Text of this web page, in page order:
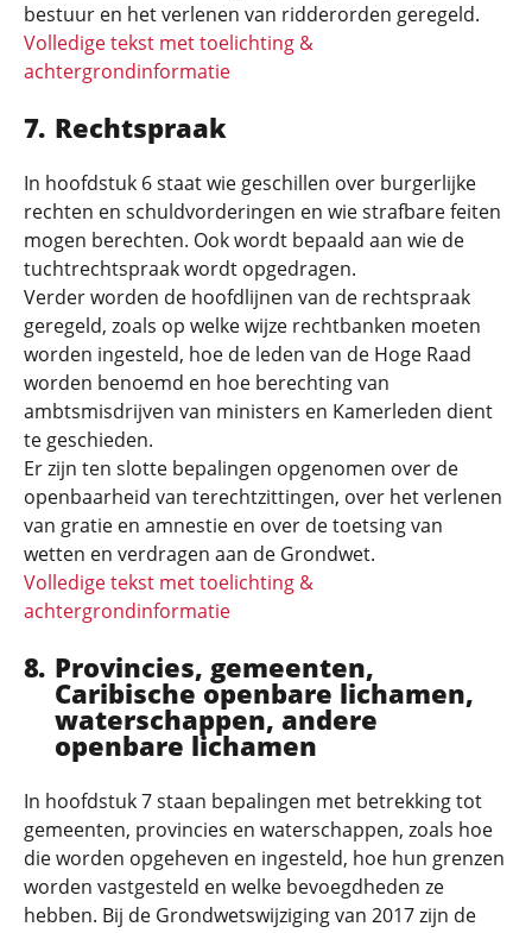
bestuur en het verlenen van ridderorden geregeld.
Volledige tekst met toelichting &
achtergrondinformatie
Rechtspraak
In hoofdstuk 6 staat wie geschillen over burgerlijke
rechten en schuldvorderingen en wie strafbare feiten
mogen berechten. Ook wordt bepaald aan wie de
tuchtrechtspraak wordt opgedragen.
Verder worden de hoofdlijnen van de rechtspraak
geregeld, zoals op welke wijze rechtbanken moeten
worden ingesteld, hoe de leden van de Hoge Raad
worden benoemd en hoe berechting van
ambtsmisdrijven van ministers en Kamerleden dient
te geschieden.
Er zijn ten slotte bepalingen opgenomen over de
openbaarheid van terechtzittingen, over het verlenen
van gratie en amnestie en over de toetsing van
wetten en verdragen aan de Grondwet.
Volledige tekst met toelichting &
achtergrondinformatie
Provincies, gemeenten,
Caribische openbare lichamen,
waterschappen, andere
openbare lichamen
In hoofdstuk 7 staan bepalingen met betrekking tot
gemeenten, provincies en waterschappen, zoals hoe
die worden opgeheven en ingesteld, hoe hun grenzen
worden vastgesteld en welke bevoegdheden ze
hebben. Bij de Grondwetswijziging van 2017 zijn de